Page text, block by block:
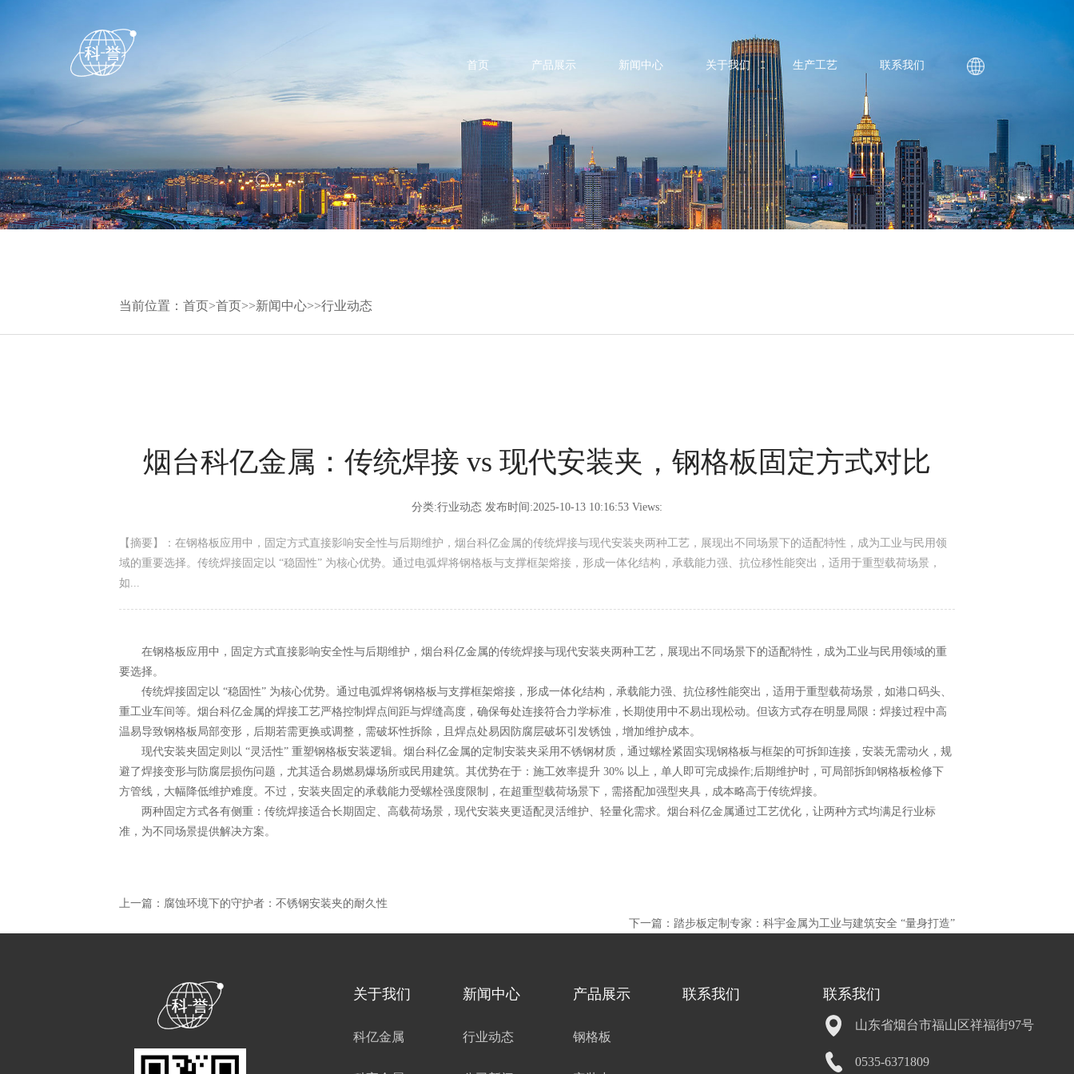
首页 产品展示 新闻中心 关于我们 生产工艺 联系我们
当前位置：首页>首页>>新闻中心>>行业动态
烟台科亿金属：传统焊接 vs 现代安装夹，钢格板固定方式对比
分类:行业动态 发布时间:2025-10-13 10:16:53 Views:
【摘要】：在钢格板应用中，固定方式直接影响安全性与后期维护，烟台科亿金属的传统焊接与现代安装夹两种工艺，展现出不同场景下的适配特性，成为工业与民用领
域的重要选择。传统焊接固定以 “稳固性” 为核心优势。通过电弧焊将钢格板与支撑框架熔接，形成一体化结构，承载能力强、抗位移性能突出，适用于重型载荷场景，
如...
在钢格板应用中，固定方式直接影响安全性与后期维护，烟台科亿金属的传统焊接与现代安装夹两种工艺，展现出不同场景下的适配特性，成为工业与民用领域的重
要选择。
传统焊接固定以 “稳固性” 为核心优势。通过电弧焊将钢格板与支撑框架熔接，形成一体化结构，承载能力强、抗位移性能突出，适用于重型载荷场景，如港口码头、
重工业车间等。烟台科亿金属的焊接工艺严格控制焊点间距与焊缝高度，确保每处连接符合力学标准，长期使用中不易出现松动。但该方式存在明显局限：焊接过程中高
温易导致钢格板局部变形，后期若需更换或调整，需破坏性拆除，且焊点处易因防腐层破坏引发锈蚀，增加维护成本。
现代安装夹固定则以 “灵活性” 重塑钢格板安装逻辑。烟台科亿金属的定制安装夹采用不锈钢材质，通过螺栓紧固实现钢格板与框架的可拆卸连接，安装无需动火，规
避了焊接变形与防腐层损伤问题，尤其适合易燃易爆场所或民用建筑。其优势在于：施工效率提升 30% 以上，单人即可完成操作;后期维护时，可局部拆卸钢格板检修下
方管线，大幅降低维护难度。不过，安装夹固定的承载能力受螺栓强度限制，在超重型载荷场景下，需搭配加强型夹具，成本略高于传统焊接。
两种固定方式各有侧重：传统焊接适合长期固定、高载荷场景，现代安装夹更适配灵活维护、轻量化需求。烟台科亿金属通过工艺优化，让两种方式均满足行业标
准，为不同场景提供解决方案。
上一篇： 腐蚀环境下的守护者：不锈钢安装夹的耐久性
下一篇： 踏步板定制专家：科宇金属为工业与建筑安全 “量身打造”
关于我们
科亿金属
新闻中心
行业动态
产品展示
钢格板
联系我们 联系我们
山东省烟台市福山区祥福街97号
0535-6371809